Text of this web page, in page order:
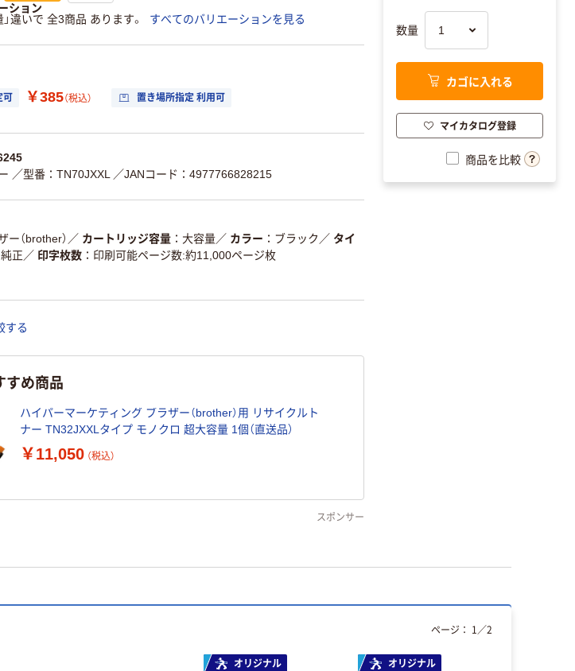
ション
違いで 全3商品 あります。
すべてのバリエーションを見る
可 ￥385（税込） 置き場所指定 利用可
／型番：TN70JXXL ／JANコード：4977766828215
ー（brother） ／ カートリッジ容量 大容量／ カラー ブラック ／ タイ
純正 ／ 印字枚数
印刷可能ページ数:約11,000ページ枚
する
すめ商品
ハイパーマーケティング ブラザー（brother）用 リサイクルト
ナー TN32JXXLタイプ モノクロ 超大容量 1個（直送品）
￥11,050 （税込）
スポンサー
数量
カゴに入れる
マイカタログ登録
商品を比較
オリジナル オリジナル
ページ： 1 ／2